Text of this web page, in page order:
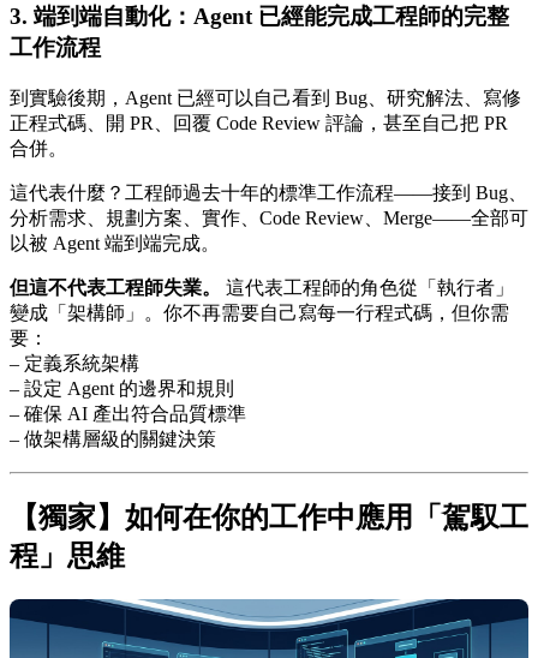
3. 端到端自動化：Agent 已經能完成工程師的完整
工作流程
到實驗後期，Agent 已經可以自己看到 Bug、研究解法、寫修
正程式碼、開 PR、回覆 Code Review 評論，甚至自己把 PR
合併。
這代表什麼？工程師過去十年的標準工作流程——接到 Bug、
分析需求、規劃方案、實作、Code Review、Merge——全部可
以被 Agent 端到端完成。
但這不代表工程師失業。
這代表工程師的角色從「執行者」
變成「架構師」。你不再需要自己寫每一行程式碼，但你需
要：
– 定義系統架構
– 設定 Agent 的邊界和規則
– 確保 AI 產出符合品質標準
– 做架構層級的關鍵決策
【獨家】如何在你的工作中應用「駕馭工
程」思維